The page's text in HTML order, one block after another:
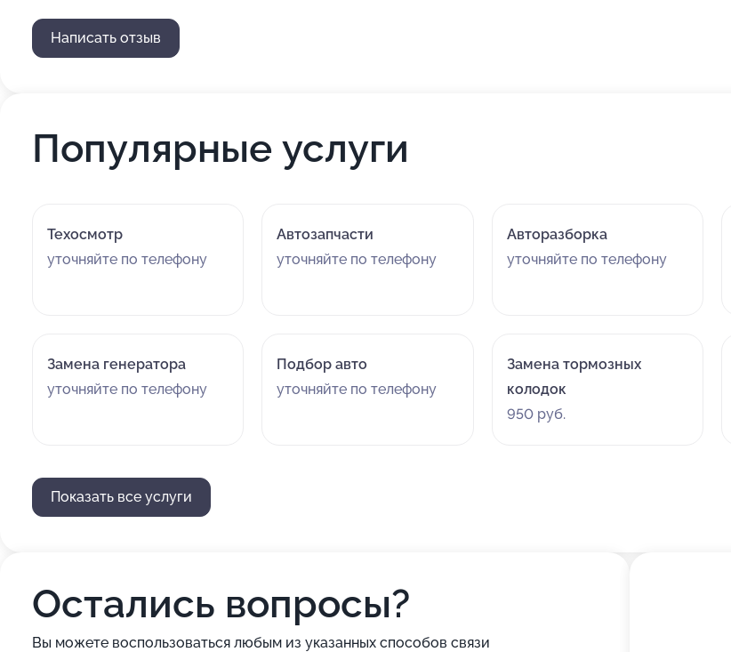
заправили свежее масло. Порадовало, что машину
вернули ровно в оговоренный срок без каких-либо
Написать отзыв
Популярные услуги
Техосмотр
уточняйте по телефону
Автозапчасти
уточняйте по телефону
Авторазборка
уточняйте по телефону
Замена генератора
уточняйте по телефону
Подбор авто
уточняйте по телефону
Замена тормозных
колодок
950 руб.
Показать все услуги
Остались вопросы?
Вы можете воспользоваться любым из указанных способов связи